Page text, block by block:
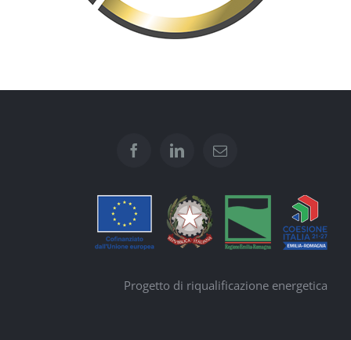
Progetto di riqualificazione energetica